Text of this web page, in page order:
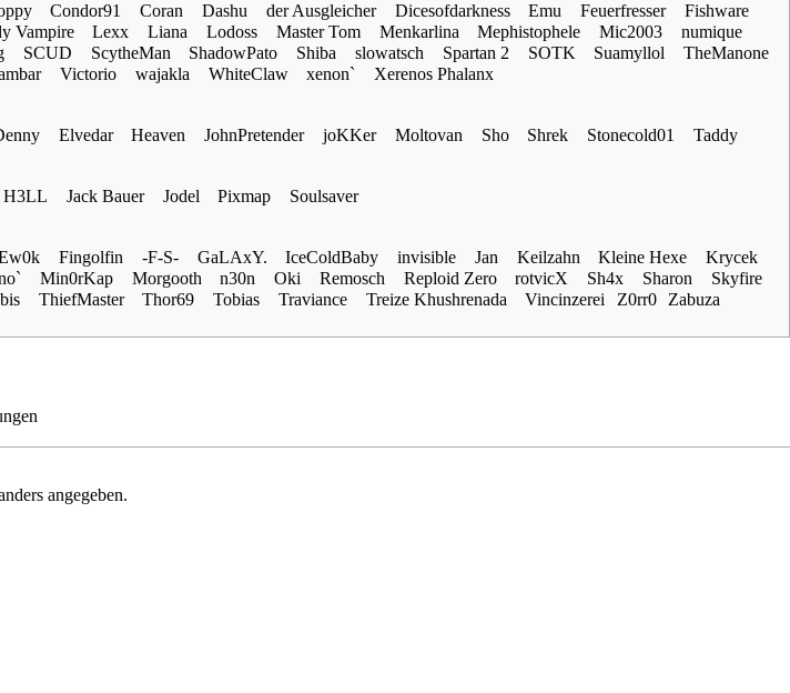
Condor91 Coran Dashu der Ausgleicher Dicesofdarkness Emu Feuerfresser
Fishware
Vampire Lexx Liana Lodoss Master Tom Menkarlina Mephistophele Mic2003
numique
SCUD ScytheMan ShadowPato Shiba slowatsch Spartan 2 SOTK Suamyllol
TheManone
Victorio wajakla WhiteClaw xenon` Xerenos Phalanx
Elvedar Heaven JohnPretender joKKer Moltovan Sho Shrek Stonecold01 Taddy
H3LL Jack Bauer Jodel Pixmap Soulsaver
Fingolfin -F-S- GaLAxY. IceColdBaby invisible Jan Keilzahn Kleine Hexe
Krycek
Min0rKap Morgooth n30n Oki Remosch Reploid Zero rotvicX Sh4x Sharon
Skyfire
ThiefMaster Thor69 Tobias Traviance Treize Khushrenada Vincinzerei Z0rr0 Zabuza
angegeben.